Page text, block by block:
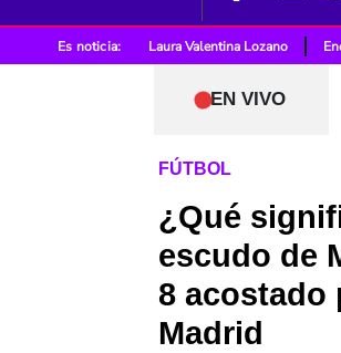
Es noticia: Laura Valentina Lozano
EN VIVO
FÚTBOL
¿Qué
escudo de
8 acostado
Madrid